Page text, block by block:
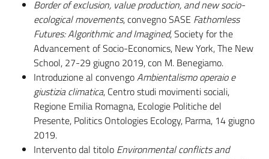
Border of exclusion, value production, and new socio-
ecological movements, convegno SASE Fathomless
Futures: Algorithmic and Imagined, Society for the
Advancement of Socio-Economics, New York, The New
School, 27-29 giugno 2019, con M. Benegiamo.
Introduzione al convengoAmbientalismo operaio e
giustizia climatica, Centro studi movimenti sociali,
Regione Emilia Romagna, Ecologie Politiche del
Presente, Politics Ontologies Ecology, Parma, 14 giugno
2019.
Intervento dal titolo Environmental conflicts and